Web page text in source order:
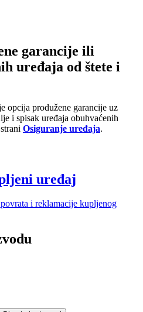
garancije ili
uređaja od štete i
opcija produžene garancije uz
i spisak uređaja obuhvaćenih
Osiguranje uređaja.
uređaj
i reklamacije kupljenog